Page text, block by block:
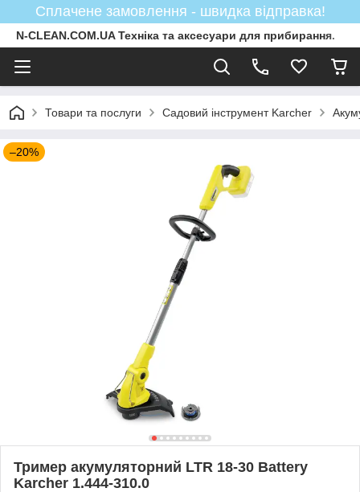
Сплачене замовлення - швидка відправка!
N-CLEAN.COM.UA Техніка та аксесуари для прибирання.
Товари та послуги Садовий інструмент Karcher
–20%
Тример акумуляторний LTR 18-30 Battery
Karcher 1.444-310.0